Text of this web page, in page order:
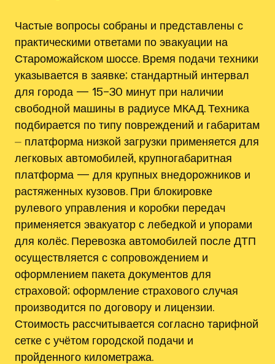
Частые вопросы собраны и представлены с
практическими ответами по эвакуации на
Староможайском шоссе. Время подачи техники
указывается в заявке; стандартный интервал
для города — 15–30 минут при наличии
свободной машины в радиусе МКАД. Техника
подбирается по типу повреждений и габаритам
⏤ платформа низкой загрузки применяется для
легковых автомобилей, крупногабаритная
платформа — для крупных внедорожников и
растяженных кузовов. При блокировке
рулевого управления и коробки передач
применяется эвакуатор с лебедкой и упорами
для колёс. Перевозка автомобилей после ДТП
осуществляется с сопровождением и
оформлением пакета документов для
страховой; оформление страхового случая
производится по договору и лицензии.
Стоимость рассчитывается согласно тарифной
сетке с учётом городской подачи и
пройденного километража.